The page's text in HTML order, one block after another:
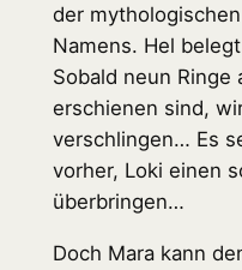
der
Namens. Hel
Sobald neun Ringe
erschienen sind,
verschlingen… Es
vorher, Loki einen
überbringen…
Doch Mara kann